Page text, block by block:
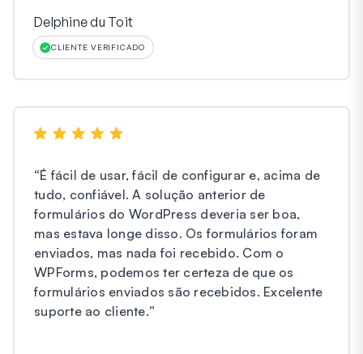
Delphine du Toit
CLIENTE VERIFICADO
“É fácil de usar, fácil de configurar e, acima de
tudo, confiável. A solução anterior de
formulários do WordPress deveria ser boa,
mas estava longe disso. Os formulários foram
enviados, mas nada foi recebido. Com o
WPForms, podemos ter certeza de que os
formulários enviados são recebidos. Excelente
suporte ao cliente.”